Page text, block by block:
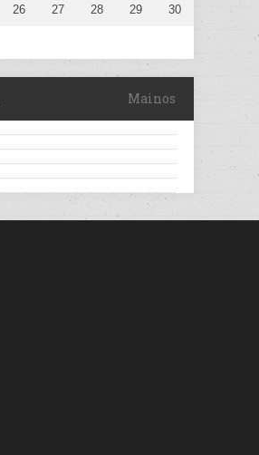
26 27 28 29 30
Mainos